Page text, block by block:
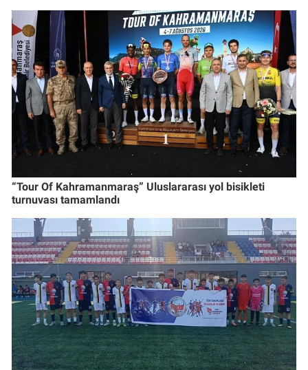
“Tour Of Kahramanmaraş” Uluslararası yol bisikleti
turnuvası tamamlandı